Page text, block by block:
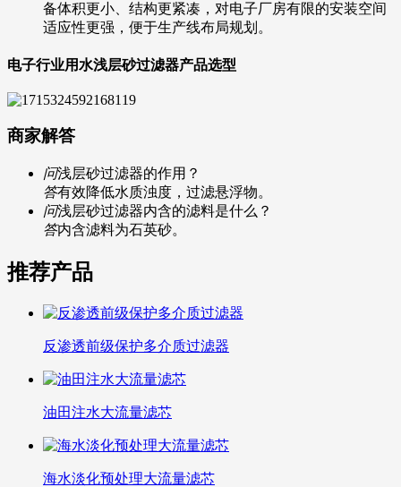
备体积更小、结构更紧凑，对电子厂房有限的安装空间
适应性更强，便于生产线布局规划。
电子行业用水浅层砂过滤器产品选型
商家解答
问浅层砂过滤器的作用？
答有效降低水质浊度，过滤悬浮物。
问浅层砂过滤器内含的滤料是什么？
答内含滤料为石英砂。
推荐产品
反渗透前级保护多介质过滤器
油田注水大流量滤芯
海水淡化预处理大流量滤芯